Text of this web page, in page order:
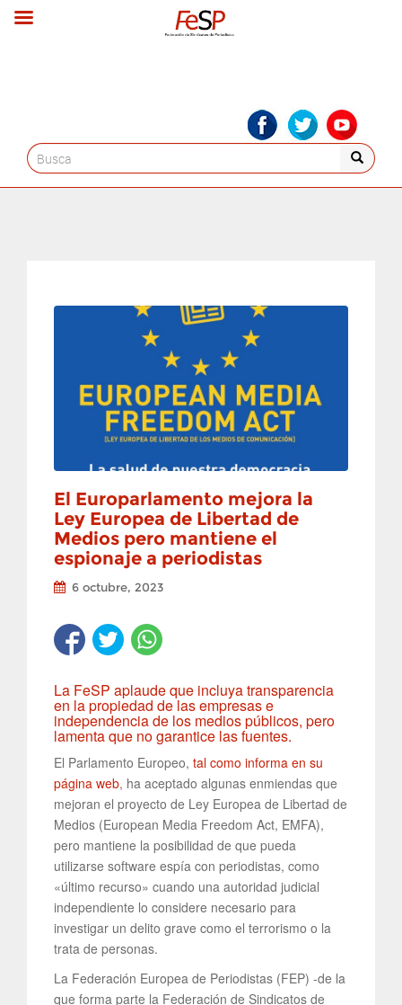
Search
for:
El Europarlamento mejora la
Ley Europea de Libertad de
Medios pero mantiene el
espionaje a periodistas
6 octubre, 2023
La FeSP aplaude que incluya transparencia
en la propiedad de las empresas e
independencia de los medios públicos, pero
lamenta que no garantice las fuentes.
El Parlamento Europeo, tal como informa en su
página web, ha aceptado algunas enmiendas que
mejoran el proyecto de Ley Europea de Libertad de
Medios (European Media Freedom Act, EMFA),
pero mantiene la posibilidad de que pueda
utilizarse software espía con periodistas, como
«último recurso» cuando una autoridad judicial
independiente lo considere necesario para
investigar un delito grave como el terrorismo o la
trata de personas.
La Federación Europea de Periodistas (FEP) -de la
que forma parte la Federación de Sindicatos de